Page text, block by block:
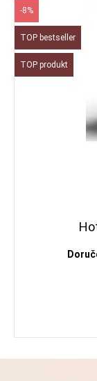
-8%
TOP bestseller
TOP produkt